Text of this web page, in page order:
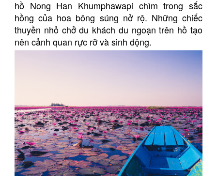
hồ Nong Han Khumphawapi chìm trong sắc
hồng của hoa bông súng nở rộ. Những chiếc
thuyền nhỏ chở du khách du ngoạn trên hồ tạo
nên cảnh quan rực rỡ và sinh động.